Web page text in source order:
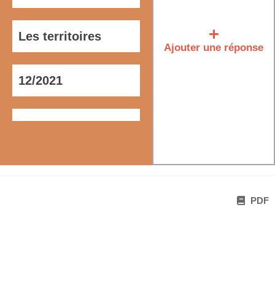
Les territoires
12/2021
Ajouter une réponse
PDF